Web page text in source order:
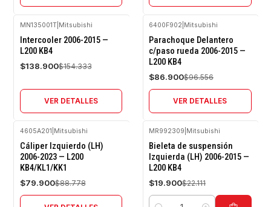
-10%
OFF
MN135001T| Mitsubishi
Intercooler 2006-2015 —
L200 KB4
$138.900$154.333
VER DETALLES
-10%
OFF
Agotado
6400F902 Mitsubishi
Parachoque Delantero
c/paso rueda 2006-2015 —
L200 KB4
$86.900$96.556
VER DETALLES
-10%
OFF
Agotado
4605A201 Mitsubishi
Cáliper Izquierdo (LH)
2006-2023 — L200
KB4/KL1/KK1
$79.900$88.778
-10%
OFF
MR992309 Mitsubishi
Bieleta de suspensión
Izquierda (LH) 2006-2015 —
L200 KB4
$19.900$22.111